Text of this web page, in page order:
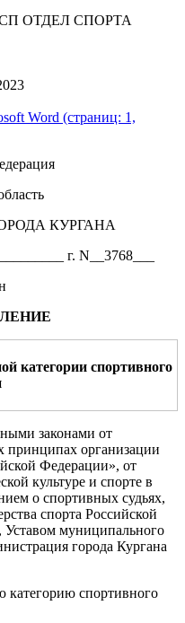
ДСП ОТДЕЛ СПОРТА
Word (страниц: 1,
КУРГАНА
г. N__3768___
категории спортивного
законами от
организации
Федерации», от
культуре и спорте в
о спортивных судьях,
спорта Российской
муниципального
города Кургана
спортивного